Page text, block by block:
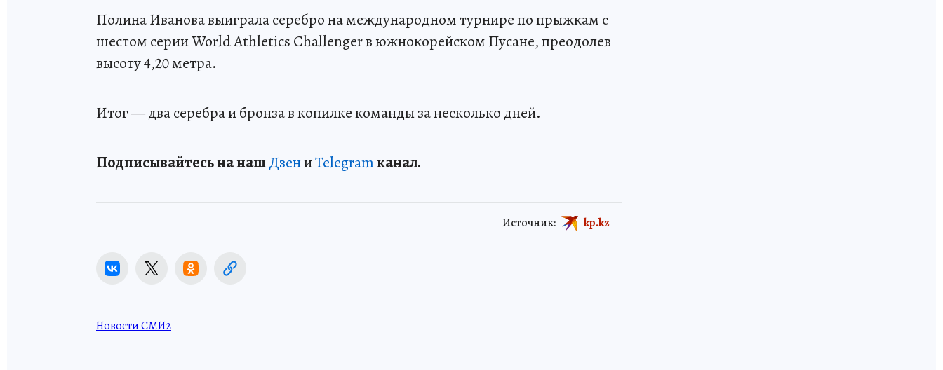
Полина Иванова выиграла серебро на международном турнире по прыжкам с
шестом серии World Athletics Challenger в южнокорейском Пусане, преодолев
высоту 4,20 метра.
Итог — два серебра и бронза в копилке команды за несколько дней.
Подписывайтесь на нашДзениTelegramканал.
Источник: kp.kz
Новости СМИ2